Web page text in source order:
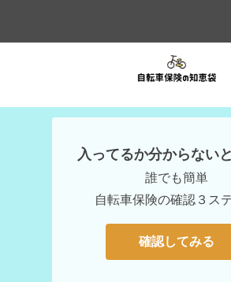
入ってるか分からない
誰でも簡単
自転車保険の確認３ス
確認してみる